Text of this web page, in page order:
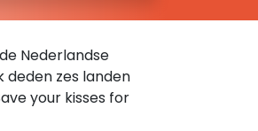
Nederlandse
deden zes landen
your kisses for